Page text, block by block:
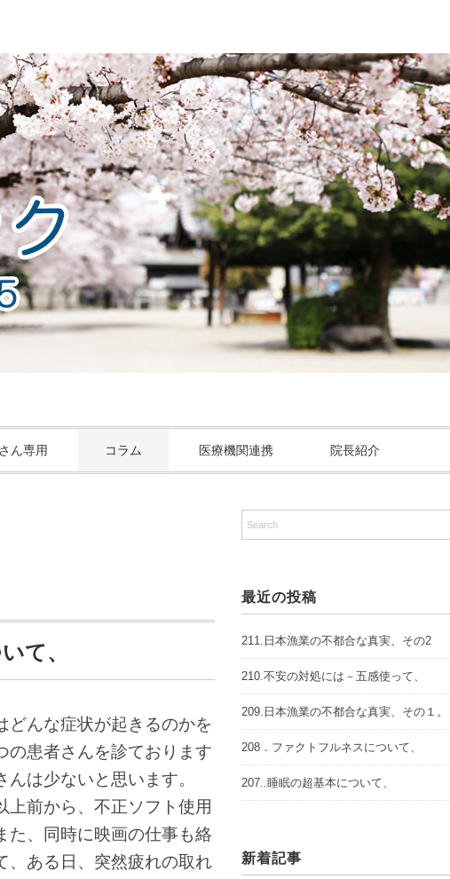
ん専用 コラム 医療機関連携 院長紹介
て、
どんな症状が起きるのかを
の患者さんを診ております
は少ないと思います。
前から、不正ソフト使用
た、同時に映画の仕事も絡
、ある日、突然疲れの取れ
最近の投稿
211.日本漁業の不都合な真実、その2
210.不安の対処には－五感使って、
209.日本漁業の不都合な真実、その１。
208．ファクトフルネスについて、
207..睡眠の超基本について、
新着記事